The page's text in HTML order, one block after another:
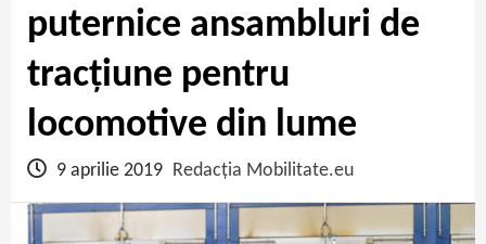
puternice ansambluri de
tracțiune pentru
locomotive din lume
9 aprilie 2019 Redacția Mobilitate.eu